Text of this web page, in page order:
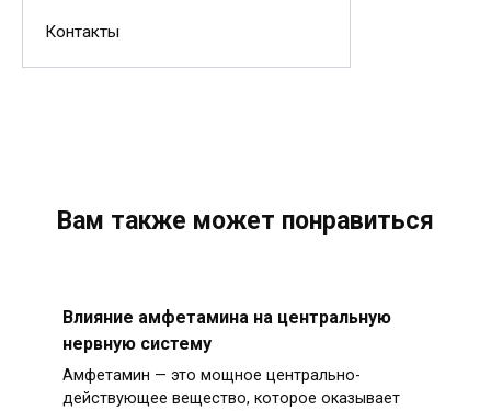
Контакты
Вам также может понравиться
Влияние амфетамина на центральную
нервную систему
Амфетамин — это мощное центрально-
действующее вещество, которое оказывает